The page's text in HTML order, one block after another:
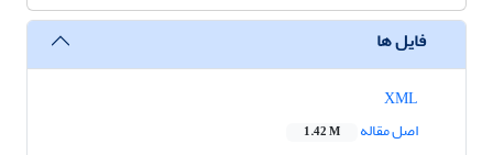
فایل ها
اصل مقاله
1.42 M